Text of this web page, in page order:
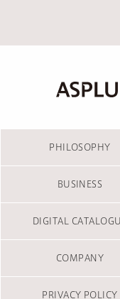
PHILOSOPHY
BUSINESS
DIGITAL
COMPANY
PRIVACY POLICY